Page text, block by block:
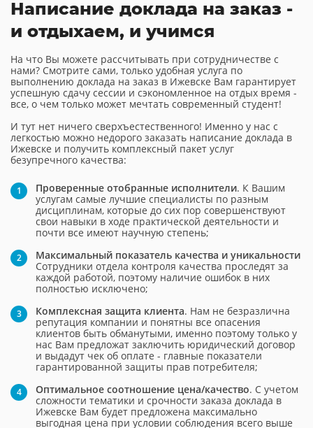
Написание доклада на заказ -
и отдыхаем, и учимся
На что Вы можете рассчитывать при сотрудничестве с
нами? Смотрите сами, только удобная услуга по
выполнению доклада на заказ в Ижевске Вам гарантирует
успешную сдачу сессии и сэкономленное на отдых время -
все, о чем только может мечтать современный студент!
И тут нет ничего сверхъестественного! Именно у нас с
легкостью можно недорого заказать написание доклада в
Ижевске и получить комплексный пакет услуг
безупречного качества:
Проверенные отобранные исполнители. К Вашим
услугам самые лучшие специалисты по разным
дисциплинам, которые до сих пор совершенствуют
свои навыки в ходе практической деятельности и
почти все имеют научную степень;
Максимальный показатель качества и уникальности
Сотрудники отдела контроля качества проследят за
каждой работой, поэтому наличие ошибок в них
полностью исключено;
Комплексная защита клиента. Нам не безразлична
репутация компании и понятны все опасения
клиентов быть обманутыми, именно поэтому только у
нас Вам предложат заключить юридический договор
и выдадут чек об оплате - главные показатели
гарантированной защиты прав потребителя;
Оптимальное соотношение цена/качество. С учетом
сложности тематики и срочности заказа доклада в
Ижевске Вам будет предложена максимально
выгодная цена при условии соблюдения всего выше